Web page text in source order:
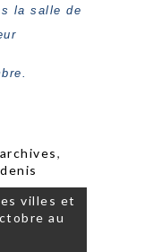
la salle de
archives,
villes et
au